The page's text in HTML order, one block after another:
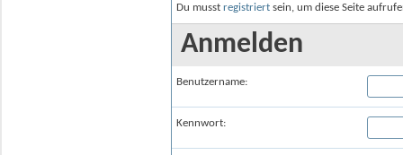
Du musst registriert sein, um diese Seite
Anmelden
Benutzername:
Kennwort: